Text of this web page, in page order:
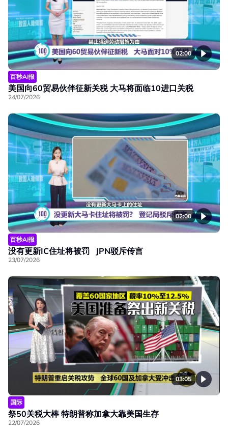
02:00
百秒AI报
美国向60贸易伙伴征新关税 大马将面临10进口关税
24/07/2026
02:00
百秒AI报
没有更新IC住址将被罚 JPN驳斥传言
23/07/2026
03:05
国际
祭50关税大棒 特朗普称加拿大靠美国生存
22/07/2026